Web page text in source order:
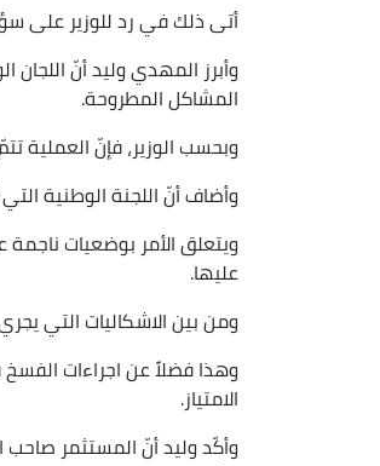
أتى ذلك في رد للوزير على
وأبرز المهدي وليد أنّ
المشاكل المطروحة.
وبحسب الوزير، فإنّ العملية تتمّ في إطار
وأضاف أنّ اللجنة الوطنية التي أنشئت في التاسع
ويتعلق الأمر بوضعيات
عليها.
ومن بين الاشكاليات التي
وهذا فضلاً عن اجراءات الفسخ
الامتياز.
وأكّد وليد أنّ المستثمر صاحب